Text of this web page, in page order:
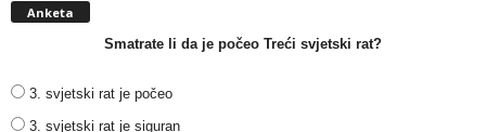
Anketa
Smatrate li da je počeo Treći svjetski rat?
3. svjetski rat je počeo
3. svjetski rat je siguran